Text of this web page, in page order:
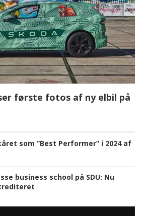
første fotos af ny elbil på
som ”Best Performer” i 2024 af
business school på SDU: Nu